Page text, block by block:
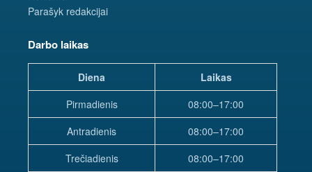
Parašyk redakcijai
Darbo laikas
Diena
Laikas
Pirmadienis
08:00–17:00
Antradienis
08:00–17:00
Trečiadienis
08:00–17:00